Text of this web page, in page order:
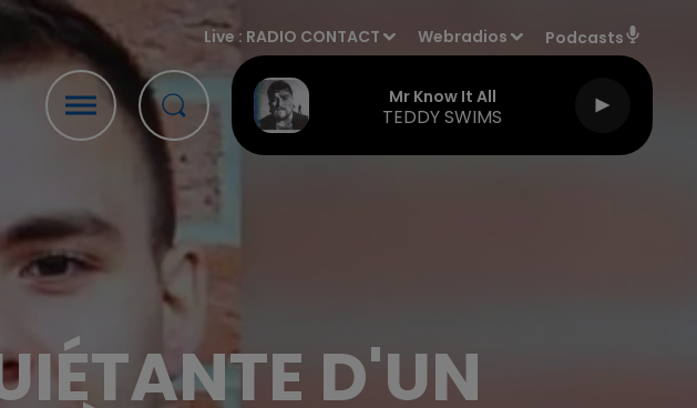
Live : RADIO CONTACT Webradios Podcasts
Mr Know It All
TEDDY SWIMS
D'UN